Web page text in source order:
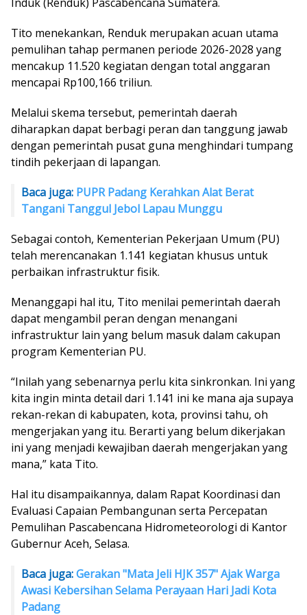
Tito menekankan, Renduk merupakan acuan utama
pemulihan tahap permanen periode 2026-2028 yang
mencakup 11.520 kegiatan dengan total anggaran
mencapai Rp100,166 triliun.
Melalui skema tersebut, pemerintah daerah
diharapkan dapat berbagi peran dan tanggung jawab
dengan pemerintah pusat guna menghindari tumpang
tindih pekerjaan di lapangan.
Baca juga: PUPR Padang Kerahkan Alat Berat
Tangani Tanggul Jebol Lapau Munggu
Sebagai contoh, Kementerian Pekerjaan Umum (PU)
telah merencanakan 1.141 kegiatan khusus untuk
perbaikan infrastruktur fisik.
Menanggapi hal itu, Tito menilai pemerintah daerah
dapat mengambil peran dengan menangani
infrastruktur lain yang belum masuk dalam cakupan
program Kementerian PU.
“Inilah yang sebenarnya perlu kita sinkronkan. Ini yang
kita ingin minta detail dari 1.141 ini ke mana aja supaya
rekan-rekan di kabupaten, kota, provinsi tahu, oh
mengerjakan yang itu. Berarti yang belum dikerjakan
ini yang menjadi kewajiban daerah mengerjakan yang
mana,” kata Tito.
Hal itu disampaikannya, dalam Rapat Koordinasi dan
Evaluasi Capaian Pembangunan serta Percepatan
Pemulihan Pascabencana Hidrometeorologi di Kantor
Gubernur Aceh, Selasa.
Baca juga:Gerakan "Mata Jeli HJK 357" Ajak Warga
Awasi Kebersihan Selama Perayaan Hari Jadi Kota
Padang